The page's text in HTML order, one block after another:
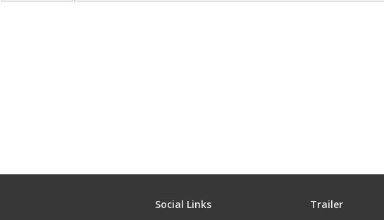
Social Links Trailer